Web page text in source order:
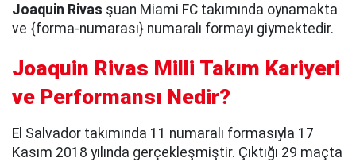
Joaquin Rivas şuan Miami FC takımında oynamakta
ve {forma-numarası} numaralı formayı giymektedir.
Joaquin Rivas Milli Takım Kariyeri
ve Performansı Nedir?
El Salvador takımında 11 numaralı formasıyla 17
Kasım 2018 yılında gerçekleşmiştir. Çıktığı 29 maçta